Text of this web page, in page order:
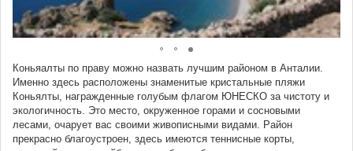
Коньяалты по праву можно назвать лучшим районом в Анталии.
Именно здесь расположены знаменитые кристальные пляжи
Коньялты, награжденные голубым флагом ЮНЕСКО за чистоту и
экологичность. Это место, окруженное горами и сосновыми
лесами, очарует вас своими живописными видами. Район
прекрасно благоустроен, здесь имеются теннисные корты,